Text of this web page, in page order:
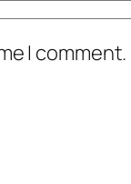
I comment.